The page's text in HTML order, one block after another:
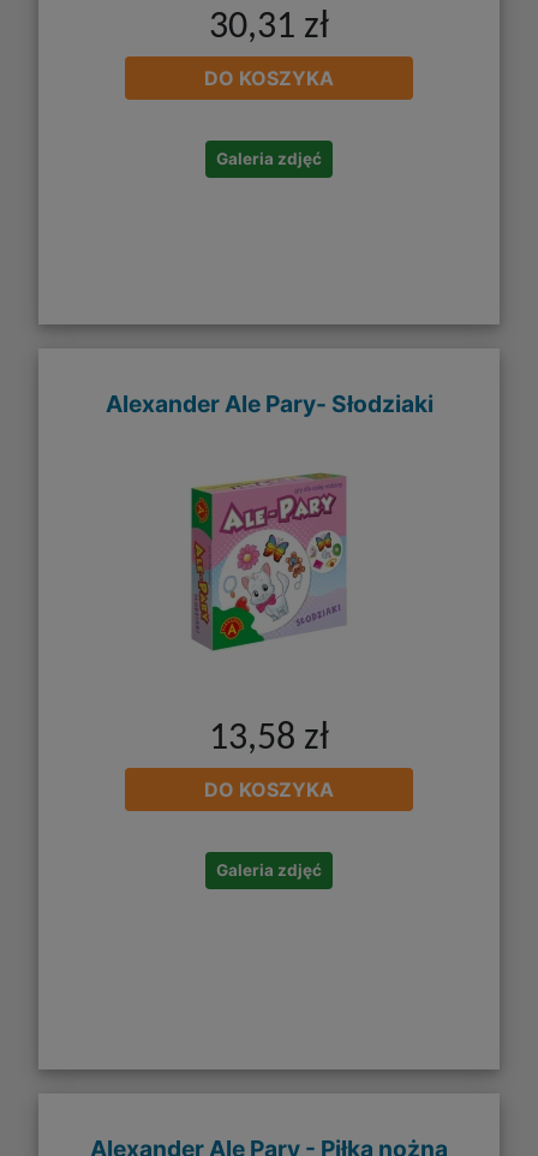
30,31 zł
DO KOSZYKA
Galeria zdjęć
Alexander Ale Pary- Słodziaki
13,58 zł
DO KOSZYKA
Galeria zdjęć
Alexander Ale Pary - Piłka nożna